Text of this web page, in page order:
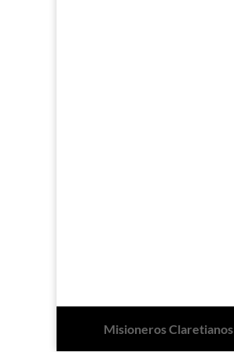
Misioneros Claretianos